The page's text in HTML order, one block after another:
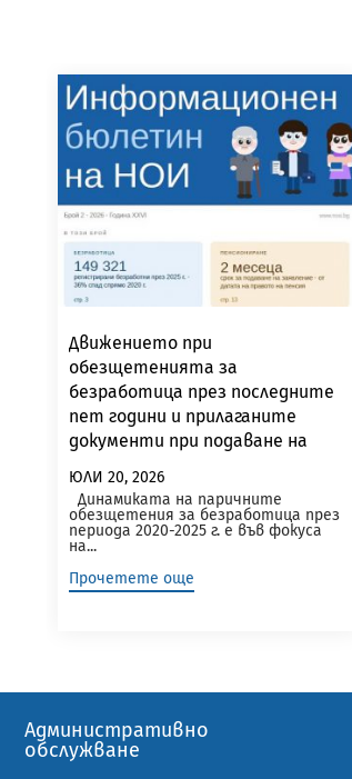
Движението при
обезщетенията за
безработица през последните
пет години и прилаганите
документи при подаване на
във фокуса на новия брой на
Информационния бюлетин на
НОИ
ЮЛИ 20, 2026
Динамиката на паричните
обезщетения за безработица през
периода 2020-2025 г. е във фокуса
на...
Прочетете още
Административно
обслужване